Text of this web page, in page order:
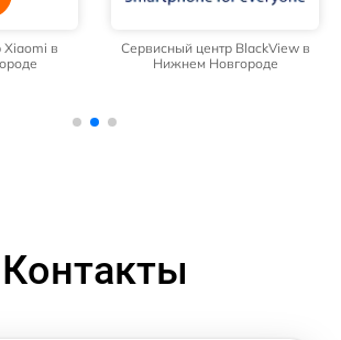
Xiaomi в
Сервисный центр BlackView в
Нижнем Новгороде
Контакты